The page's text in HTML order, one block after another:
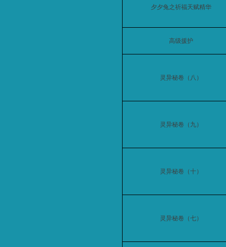
夕夕兔之祈福天赋精华
高级援护
灵异秘卷（八）
灵异秘卷（九）
灵异秘卷（十）
灵异秘卷（七）